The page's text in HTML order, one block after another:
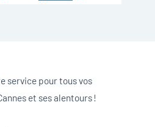
service pour tous vos
et ses alentours !